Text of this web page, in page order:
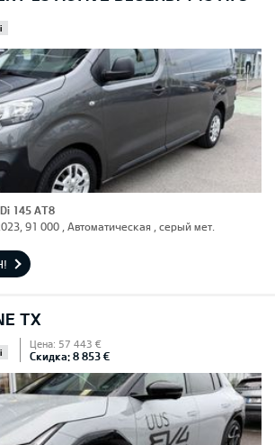
i
145 AT8
91 000 , Автоматическая , серый мет.
TX
i
Цена: 57 443 €
Скидка: 8 853 €